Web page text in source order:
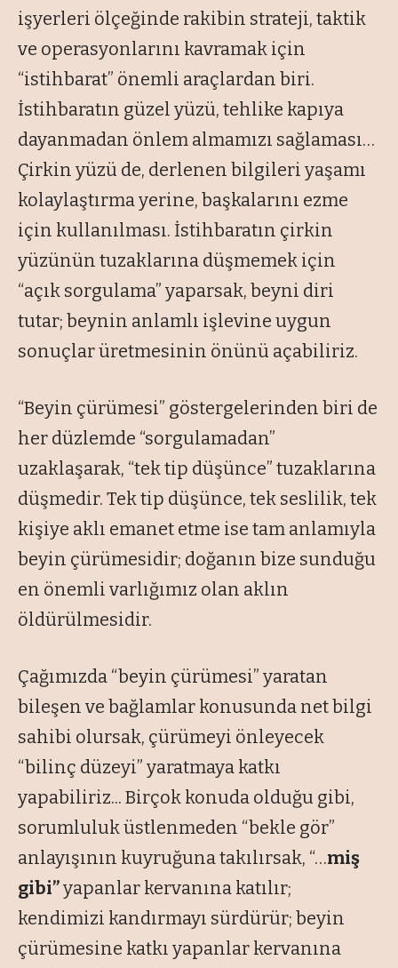
işyerleri ölçeğinde rakibin strateji, taktik
ve operasyonlarını kavramak için
“istihbarat” önemli araçlardan biri.
İstihbaratın güzel yüzü, tehlike kapıya
dayanmadan önlem almamızı sağlaması…
Çirkin yüzü de, derlenen bilgileri yaşamı
kolaylaştırma yerine, başkalarını ezme
için kullanılması. İstihbaratın çirkin
yüzünün tuzaklarına düşmemek için
“açık sorgulama” yaparsak, beyni diri
tutar; beynin anlamlı işlevine uygun
sonuçlar üretmesinin önünü açabiliriz.
“Beyin çürümesi” göstergelerinden biri de
her düzlemde “sorgulamadan”
uzaklaşarak, “tek tip düşünce” tuzaklarına
düşmedir. Tek tip düşünce, tek seslilik, tek
kişiye aklı emanet etme ise tam anlamıyla
beyin çürümesidir; doğanın bize sunduğu
en önemli varlığımız olan aklın
öldürülmesidir.
Çağımızda “beyin çürümesi” yaratan
bileşen ve bağlamlar konusunda net bilgi
sahibi olursak, çürümeyi önleyecek
“bilinç düzeyi” yaratmaya katkı
yapabiliriz... Birçok konuda olduğu gibi,
sorumluluk üstlenmeden “bekle gör”
anlayışının kuyruğuna takılırsak, “…miş
gibi”yapanlar kervanına katılır;
kendimizi kandırmayı sürdürür; beyin
çürümesine katkı yapanlar kervanına